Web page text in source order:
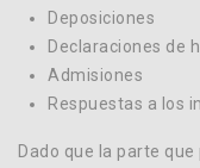
Deposiciones
Declaraciones de
Admisiones
Respuestas a los
Dado que la parte